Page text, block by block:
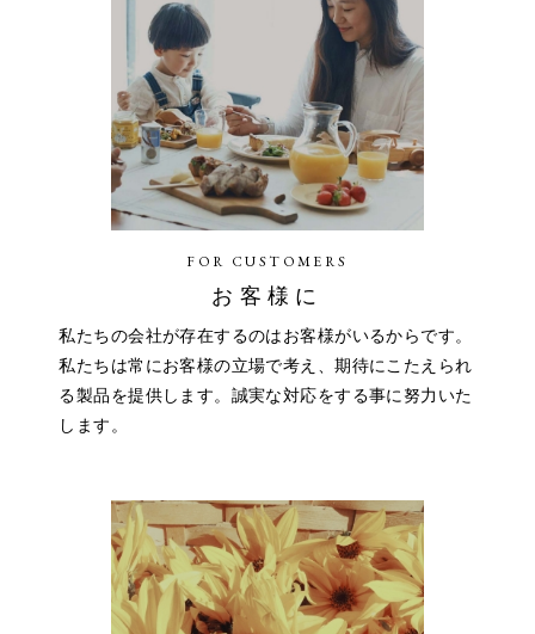
FOR CUSTOMERS
お客様に
私たちの会社が存在するのはお客様がいるからです。
私たちは常にお客様の立場で考え、期待にこたえられ
る製品を提供します。誠実な対応をする事に努力いた
します。